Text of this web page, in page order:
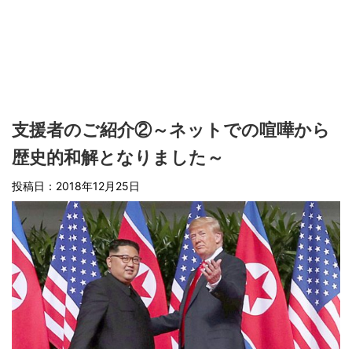
支援者のご紹介②～ネットでの喧嘩から
歴史的和解となりました～
投稿日： 2018年12月25日